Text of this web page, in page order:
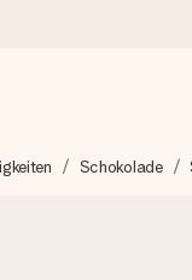
sorgfältig vor und
Schokolade